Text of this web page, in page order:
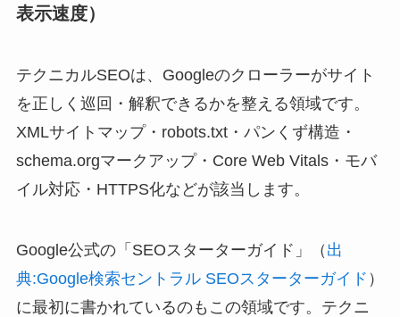
表示速度）
テクニカルSEOは、Googleのクローラーがサイト
を正しく巡回・解釈できるかを整える領域です。
XMLサイトマップ・robots.txt・パンくず構造・
schema.orgマークアップ・Core Web Vitals・モバ
イル対応・HTTPS化などが該当します。
Google公式の「SEOスターターガイド」（ 出
典:Google検索セントラル SEOスターターガイド ）
に最初に書かれているのもこの領域です。テクニ